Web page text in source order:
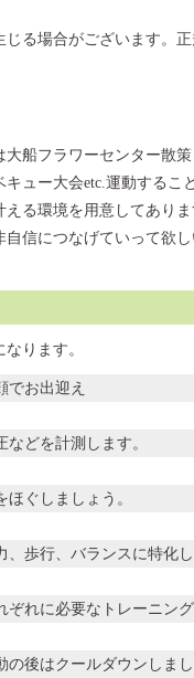
る場合がございます。正
船フラワーセンター散
ュー大会etc.運動するこ
る環境を用意してあり
信につなげていって欲し
ります。
でお出迎え
などを計測します。
ほぐしましょう。
、歩行、バランスに特化
ぞれに必要なトレーニング
の後はクールダウンしまし